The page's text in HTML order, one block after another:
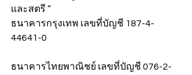
และสตรี ”
ธนาคารกรุงเทพ เลขที่บัญชี 187-4-
44641-0
ธนาคารไทยพาณิชย์ เลขที่บัญชี 076-2-